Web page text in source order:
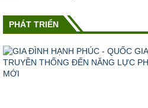
PHÁT TRIỂN